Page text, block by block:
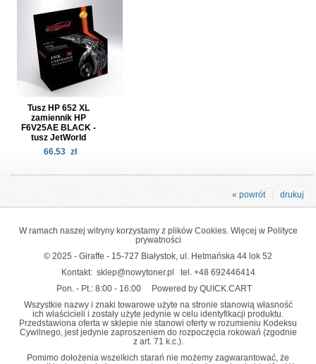
Tusz HP 652 XL
zamiennik HP
F6V25AE BLACK -
tusz JetWorld
66.53 zł
drukuj
« powrót
W ramach naszej witryny korzystamy z plików Cookies. Więcej w Polityce
prywatności
© 2025 - Giraffe - 15-727 Białystok, ul. Hetmańska 44 lok 52
Kontakt: sklep@nowytoner.pl tel. +48 692446414
Pon. - Pt.: 8:00 - 16:00
Powered by QUICK.CART
Wszystkie nazwy i znaki towarowe użyte na stronie stanowią własność
ich właścicieli i zostały użyte jedynie w celu identyfikacji produktu.
Przedstawiona oferta w sklepie nie stanowi oferty w rozumieniu Kodeksu
Cywilnego, jest jedynie zaproszeniem do rozpoczęcia rokowań (zgodnie
z art. 71 k.c.).
Pomimo dołożenia wszelkich starań nie możemy zagwarantować, że